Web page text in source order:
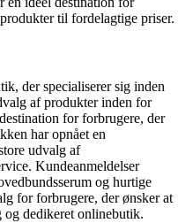
til fordelagtige priser.
der specialiserer sig inden
af produkter inden for
for forbrugere, der
har opnået en
udvalg af
Kundeanmeldelser
og hurtige
for forbrugere, der ønsker at
og dedikeret onlinebutik.